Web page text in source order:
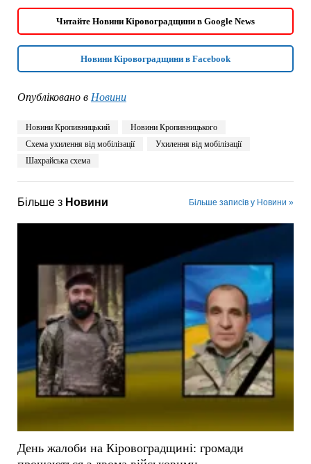
Читайте Новини Кіровоградщини в Google News
Новини Кіровоградщини в Facebook
Опубліковано в Новини
Новини Кропивницький
Новини Кропивницького
Схема ухилення від мобілізації
Ухилення від мобілізації
Шахрайська схема
Більше з Новини Більше записів у Новини »
День жалоби на Кіровоградщині: громади